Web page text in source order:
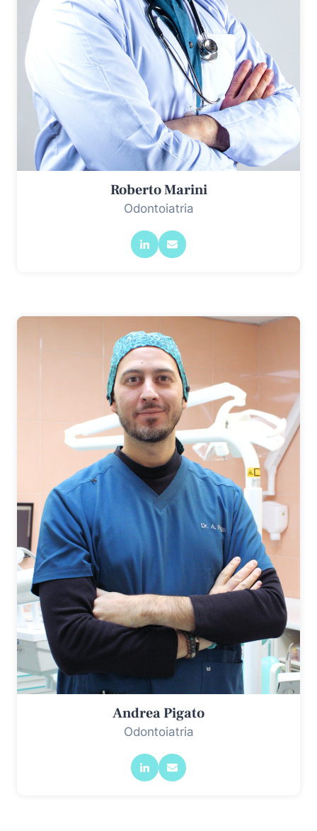
Roberto Marini
Odontoiatria
Andrea Pigato
Odontoiatria